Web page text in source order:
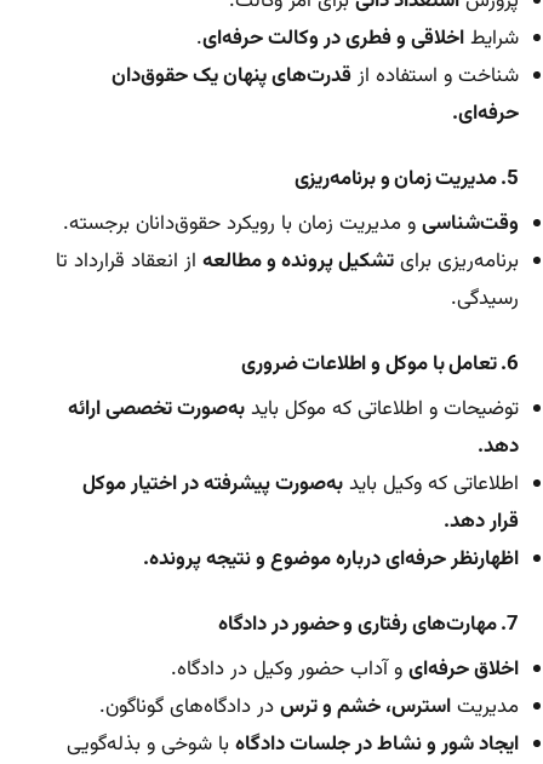
شرایطاخلاقی و فطری در وکالت حرفه‌ای.
شناخت و استفاده از قدرت‌های پنهان یک حقوق‌دان
حرفه‌ای.
5. مدیریت زمان و برنامه‌ریزی
وقت‌شناسیو مدیریت زمان با رویکرد حقوق‌دانان برجسته.
برنامه‌ریزی برایتشکیل پرونده و مطالعه از انعقاد قرارداد تا
رسیدگی.
6. تعامل با موکل و اطلاعات ضروری
توضیحات و اطلاعاتی که موکل بایدبه‌صورت تخصصی ارائه
دهد.
اطلاعاتی که وکیل بایدبه‌صورت پیشرفته در اختیار موکل
قرار دهد.
اظهارنظر حرفه‌ای درباره موضوع و نتیجه پرونده.
7. مهارت‌های رفتاری و حضور در دادگاه
اخلاق حرفه‌ایو آداب حضور وکیل در دادگاه.
مدیریتاسترس، خشم و ترسدر دادگاه‌های گوناگون.
ایجاد شور و نشاط در جلسات دادگاهبا شوخی و بذله‌گویی